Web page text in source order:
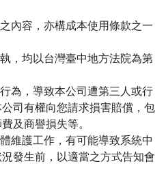
內容，亦構成本使用條款之一
，均以台灣臺中地方法院為第
為，導致本公司遭第三人或行
司有權向您請求損害賠償，包
及商譽損失等。
維護工作，有可能導致系統中
發生前，以適當之方式告知會